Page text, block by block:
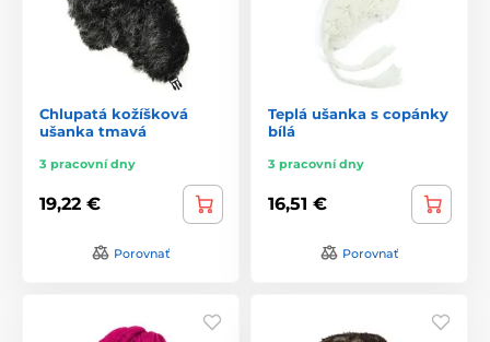
Chlupatá kožíšková
ušanka tmavá
3 pracovní dny
19,22 €
Porovnať
Teplá ušanka s copánky
bílá
3 pracovní dny
16,51 €
Porovnať